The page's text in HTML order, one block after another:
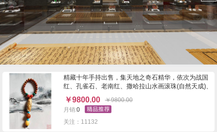
精藏十年手持出售，集天地之奇石精华，依次为战国
红、孔雀石、老南红、撒哈拉山水画滚珠(自然天成)、
形8一发)，美国瓷松、蜜蜡等。
￥9800.00 ￥9800.00
月销:0
关注：11132